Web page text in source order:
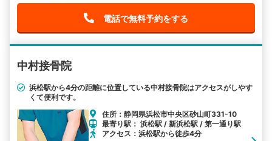
電話で無料予約をする
中村接骨院
浜松駅から4分の距離に位置している中村接骨院はアクセスがしやす
くて便利です。
住所：静岡県浜松市中央区砂山町331-10
最寄り駅： 浜松駅 / 新浜松駅 / 第一通り駅
アクセス：浜松駅から徒歩4分